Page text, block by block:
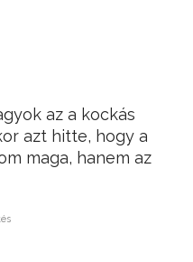
az a kockás
azt hitte, hogy a
maga, hanem az